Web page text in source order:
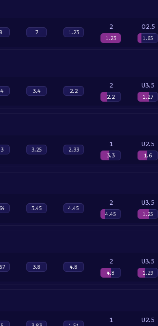
7 1.23
2
1.23
O2.5
1.65
3.4 2.2
2
2.2
U3.5
1.27
3.25 2.33
1
3.3
U2.5
1.6
3.45 4.45
2
4.45
U3.5
1.25
3.8 4.8
2
4.8
U3.5
1.29
1 U2.5